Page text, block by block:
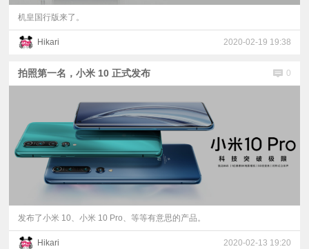
机皇国行版来了。
Hikari 2020-02-19 19:38
拍照第一名，小米 10 正式发布 0
发布了小米 10、小米 10 Pro、等等有意思的产品。
Hikari 2020-02-13 19:20